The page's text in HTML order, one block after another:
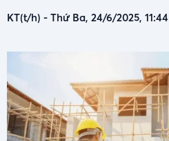
KT(t/h) - Thứ Ba, 24/6/2025, 11:44